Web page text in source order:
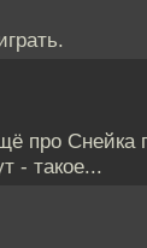
про Снейка
- такое...